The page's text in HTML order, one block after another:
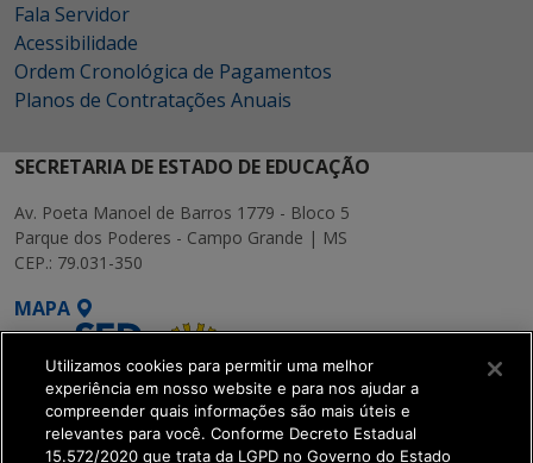
Fala Servidor
Acessibilidade
Ordem Cronológica de Pagamentos
Planos de Contratações Anuais
SECRETARIA DE ESTADO DE EDUCAÇÃO
Av. Poeta Manoel de Barros 1779 - Bloco 5
Parque dos Poderes - Campo Grande | MS
CEP.: 79.031-350
MAPA
Utilizamos cookies para permitir uma melhor
experiência em nosso website e para nos ajudar a
compreender quais informações são mais úteis e
relevantes para você. Conforme Decreto Estadual
15.572/2020 que trata da LGPD no Governo do Estado